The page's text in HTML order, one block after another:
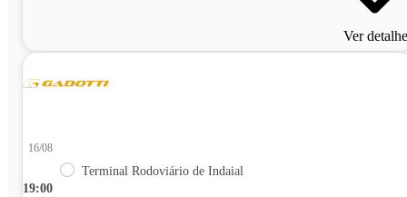
Ver
19:00
16/08
Terminal Rodoviário de Indaial